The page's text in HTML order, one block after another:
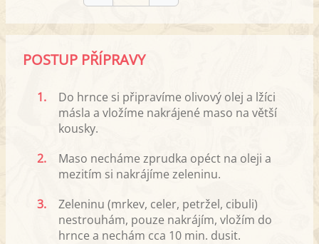
POSTUP PŘÍPRAVY
1.
Do hrnce si připravíme olivový olej a lžíci
másla a vložíme nakrájené maso na větší
kousky.
2.
Maso necháme zprudka opéct na oleji a
mezitím si nakrájíme zeleninu.
3.
Zeleninu (mrkev, celer, petržel, cibuli)
nestrouhám, pouze nakrájím, vložím do
hrnce a nechám cca 10 min. dusit.